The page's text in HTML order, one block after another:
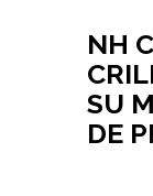
NH
SU
DE